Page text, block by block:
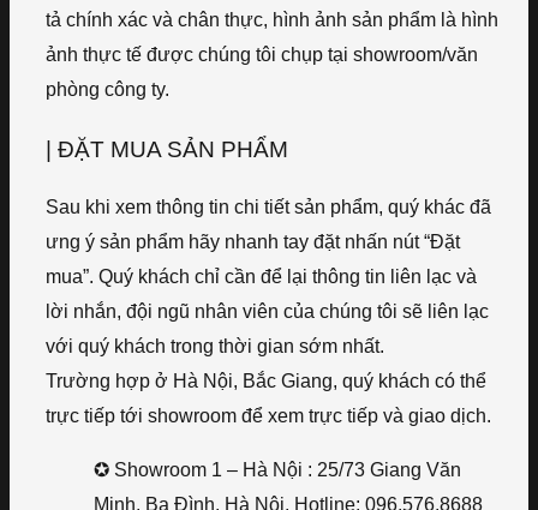
tả chính xác và chân thực, hình ảnh sản phẩm là hình
ảnh thực tế được chúng tôi chụp tại showroom/văn
phòng công ty.
| ĐẶT MUA SẢN PHẨM
Sau khi xem thông tin chi tiết sản phẩm, quý khác đã
ưng ý sản phẩm hãy nhanh tay đặt nhấn nút “Đặt
mua”. Quý khách chỉ cần để lại thông tin liên lạc và
lời nhắn, đội ngũ nhân viên của chúng tôi sẽ liên lạc
với quý khách trong thời gian sớm nhất.
Trường hợp ở Hà Nội, Bắc Giang, quý khách có thể
trực tiếp tới showroom để xem trực tiếp và giao dịch.
✪ Showroom 1 – Hà Nội : 25/73 Giang Văn
Minh, Ba Đình, Hà Nội. Hotline: 096.576.8688